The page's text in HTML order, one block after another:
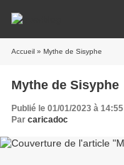
Accueil » Mythe de Sisyphe
Mythe de Sisyphe
Publié le 01/01/2023 à 14:55
Par caricadoc